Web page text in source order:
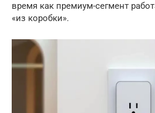
время как премиум-сегмент
«из коробки».